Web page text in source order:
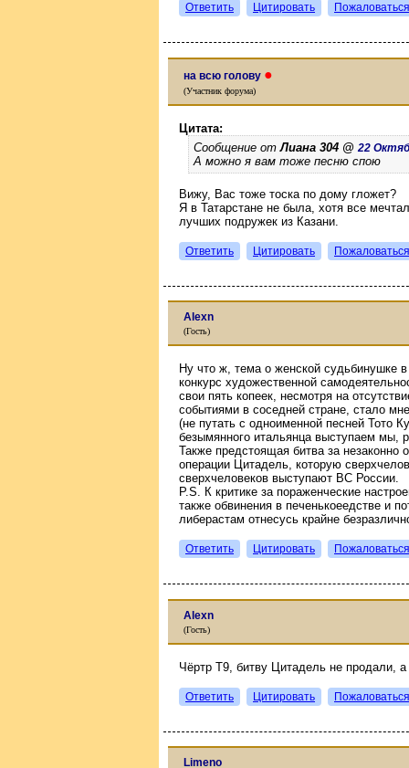
Ответить Цитировать Пожаловаться
на всю голову ●
(Участник форума)
Цитата:
Сообщение отЛиана 304 @ 22
А можно я вам тоже песню спою
Вижу, Вас тоже тоска по дому гложет?
Я в Татарстане не была, хотя все
лучших подружек из Казани.
Ответить Цитировать Пожаловаться
Alexn
(Гость)
Ну что ж, тема о женской судьбинушке в
конкурс художественной
свои пять копеек, несмотря на
событиями в соседней стране, стало
(не путать с одноименной песней Тото
безымянного итальянца выступаем мы,
Также предстоящая битва за незаконно
операции Цитадель, которую
сверхчеловеков выступают ВС России.
P.S. К критике за пораженческие
также обвинения в печенькоеедстве и
либерастам отнесусь крайне
Ответить Цитировать Пожаловаться
Alexn
(Гость)
Чёртр Т9, битву Цитадель не
Ответить Цитировать Пожаловаться
Limeno